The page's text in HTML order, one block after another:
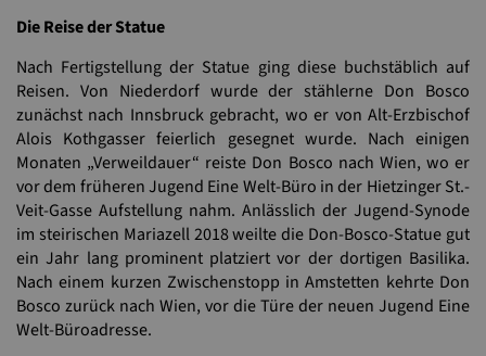
Die Reise der Statue
Nach Fertigstellung der Statue ging diese buchstäblich auf
Reisen. Von Niederdorf wurde der stählerne Don Bosco
zunächst nach Innsbruck gebracht, wo er von Alt-Erzbischof
Alois Kothgasser feierlich gesegnet wurde. Nach einigen
Monaten „Verweildauer“ reiste Don Bosco nach Wien, wo er
vor dem früheren Jugend Eine Welt-Büro in der Hietzinger St.-
Veit-Gasse Aufstellung nahm. Anlässlich der Jugend-Synode
im steirischen Mariazell 2018 weilte die Don-Bosco-Statue gut
ein Jahr lang prominent platziert vor der dortigen Basilika.
Nach einem kurzen Zwischenstopp in Amstetten kehrte Don
Bosco zurück nach Wien, vor die Türe der neuen Jugend Eine
Welt-Büroadresse.